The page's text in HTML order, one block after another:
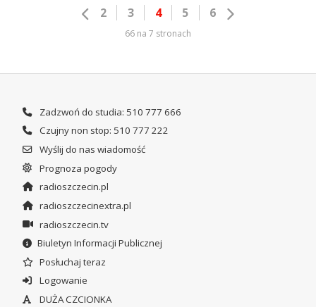
2 3 4 5 6
66 na 7 stronach
Zadzwoń do studia: 510 777 666
Czujny non stop: 510 777 222
Wyślij do nas wiadomość
Prognoza pogody
radioszczecin.pl
radioszczecinextra.pl
radioszczecin.tv
Biuletyn Informacji Publicznej
Posłuchaj teraz
Logowanie
DUŻA CZCIONKA